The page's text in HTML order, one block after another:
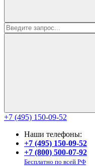
+7 (495) 150-09-52
Наши телефоны:
+7 (495) 150-09-52
+7 (800) 500-07-92
Бесплатно по всей РФ